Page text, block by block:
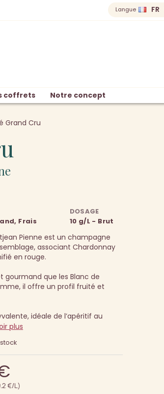
Langue FR
coffrets Notre concept
Grand Cru
Frais
DOSAGE
10 g/L - Brut
Pienne est un champagne
associant Chardonnay
en rouge.
gourmand que les Blanc de
il offre un profil fruité et
idéale de l’apéritif au
plus
€/L)